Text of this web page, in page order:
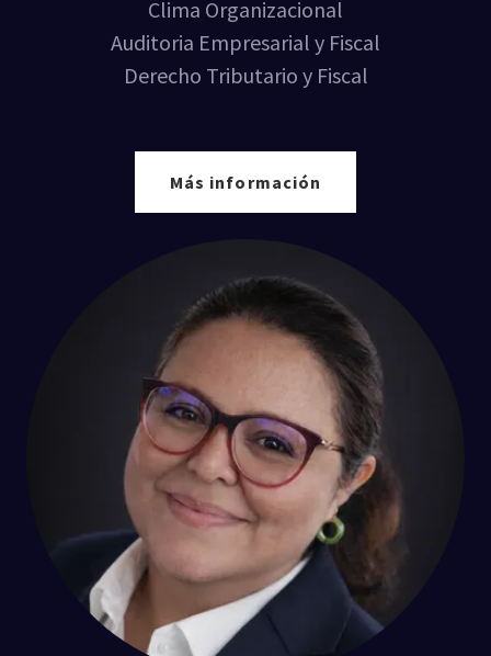
Clima Organizacional
Auditoria Empresarial y Fiscal
Derecho Tributario y Fiscal
Más información